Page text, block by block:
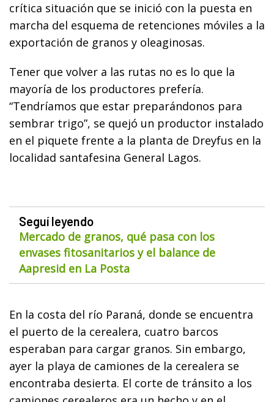
crítica situación que se inició con la puesta en
marcha del esquema de retenciones móviles a la
exportación de granos y oleaginosas.
Tener que volver a las rutas no es lo que la
mayoría de los productores prefería.
“Tendríamos que estar preparándonos para
sembrar trigo”, se quejó un productor instalado
en el piquete frente a la planta de Dreyfus en la
localidad santafesina General Lagos.
Seguí leyendo
Mercado de granos, qué pasa con los
envases fitosanitarios y el balance de
Aapresid en La Posta
En la costa del río Paraná, donde se encuentra
el puerto de la cerealera, cuatro barcos
esperaban para cargar granos. Sin embargo,
ayer la playa de camiones de la cerealera se
encontraba desierta. El corte de tránsito a los